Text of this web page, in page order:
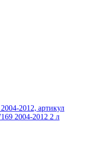
2012, артикул
2004-2012 2 л